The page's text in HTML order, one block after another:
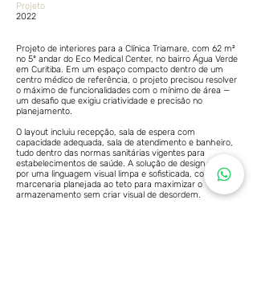
Projeto
2022
Projeto de interiores para a Clínica Triamare, com 62 m²
no 5º andar do Eco Medical Center, no bairro Água Verde
em Curitiba. Em um espaço compacto dentro de um
centro médico de referência, o projeto precisou resolver
o máximo de funcionalidades com o mínimo de área —
um desafio que exigiu criatividade e precisão no
planejamento.
O layout incluiu recepção, sala de espera com
capacidade adequada, sala de atendimento e banheiro,
tudo dentro das normas sanitárias vigentes para
estabelecimentos de saúde. A solução de design optou
por uma linguagem visual limpa e sofisticada, com
marcenaria planejada ao teto para maximizar o
armazenamento sem criar visual de desordem.